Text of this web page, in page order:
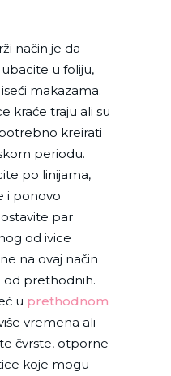
način je da
u foliju,
makazama.
kraće traju ali su
kreirati
periodu.
po linijama,
i ponovo
par
od ivice
na ovaj način
od prethodnih.
u prethodnom
vremena ali
čvrste, otporne
koje mogu